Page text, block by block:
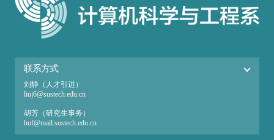
联系方式
刘静（人才引进）
liuj6@sustech.edu.cn
胡芳（研究生事务）
huf@mail.sustech.edu.cn